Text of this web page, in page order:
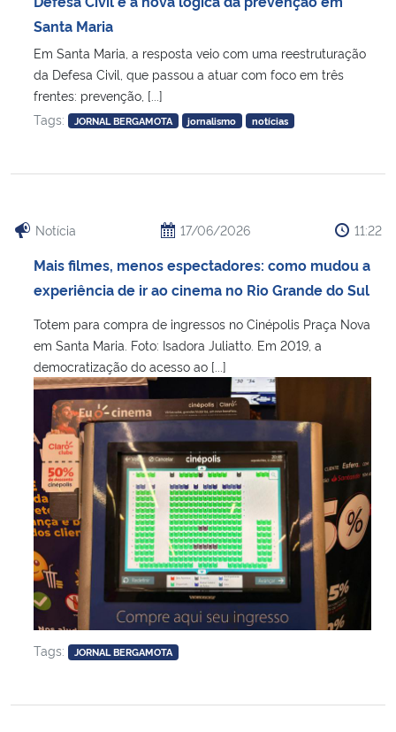
Ministério da Saúde
Ministério de Minas e Energia
Ministério do Desenvolvimento Regional
Controladoria-Geral da União
Ministério da Mulher, da Família e dos Direitos Humanos
Secretaria-Geral
Secretaria de Governo
Gabinete de Segurança Institucional
Advocacia-Geral da União
Banco Central do Brasil
Santa Maria
Em Santa Maria, a resposta veio com uma reestruturação
da Defesa Civil, que passou a atuar com foco em três
frentes: prevenção, [...]
Tags:
JORNAL BERGAMOTA jornalismo notícias
Notícia 17/06/2026 11:22
Mais filmes, menos espectadores: como mudou a
experiência de ir ao cinema no Rio Grande do Sul
Totem para compra de ingressos no Cinépolis Praça Nova
em Santa Maria. Foto: Isadora Juliatto. Em 2019, a
democratização do acesso ao [...]
Tags: JORNAL BERGAMOTA